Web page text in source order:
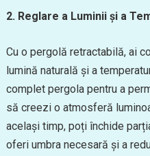
2. Reglare a Luminii și a
Cu o pergolă retractabilă, ai
lumină naturală și a
complet pergola pentru a
să creezi o atmosferă
același timp, poți închide
oferi umbra necesară și a